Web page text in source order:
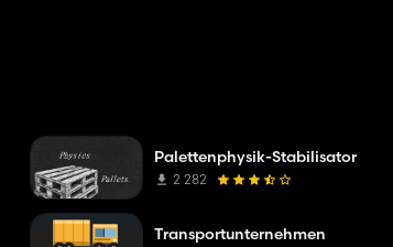
Palettenphysik-Stabilisator
2 282
Transportunternehmen